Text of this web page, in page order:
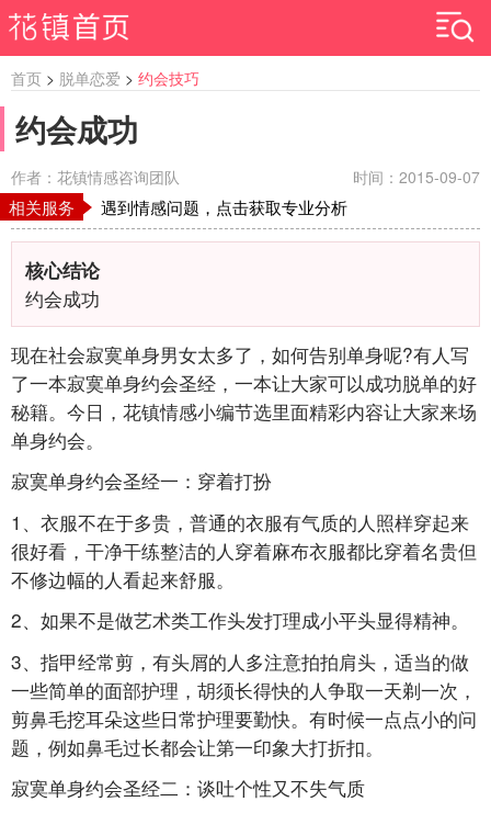
首页 > 脱单恋爱 > 约会技巧
约会成功
作者：花镇情感咨询团队 时间：2015-09-07
相关服务 遇到情感问题，点击获取专业分析
核心结论
约会成功
现在社会寂寞单身男女太多了，如何告别单身呢?有人写
了一本寂寞单身约会圣经，一本让大家可以成功脱单的好
秘籍。今日，花镇情感小编节选里面精彩内容让大家来场
单身约会。
寂寞单身约会圣经一：穿着打扮
1、衣服不在于多贵，普通的衣服有气质的人照样穿起来
很好看，干净干练整洁的人穿着麻布衣服都比穿着名贵但
不修边幅的人看起来舒服。
2、如果不是做艺术类工作头发打理成小平头显得精神。
3、指甲经常剪，有头屑的人多注意拍拍肩头，适当的做
一些简单的面部护理，胡须长得快的人争取一天剃一次，
剪鼻毛挖耳朵这些日常护理要勤快。有时候一点点小的问
题，例如鼻毛过长都会让第一印象大打折扣。
寂寞单身约会圣经二：谈吐个性又不失气质